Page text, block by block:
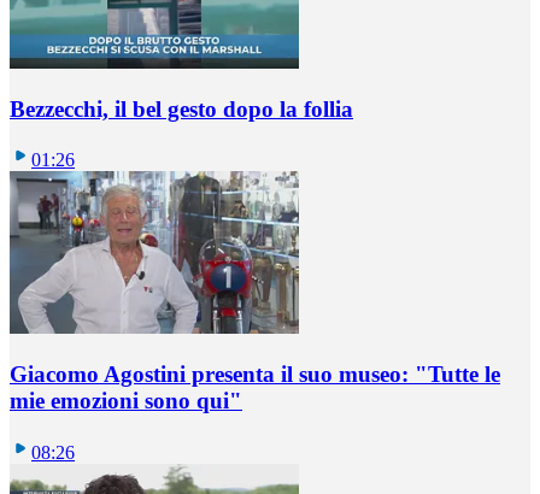
Bezzecchi, il bel gesto dopo la follia
01:26
Giacomo Agostini presenta il suo museo: "Tutte le
mie emozioni sono qui"
08:26